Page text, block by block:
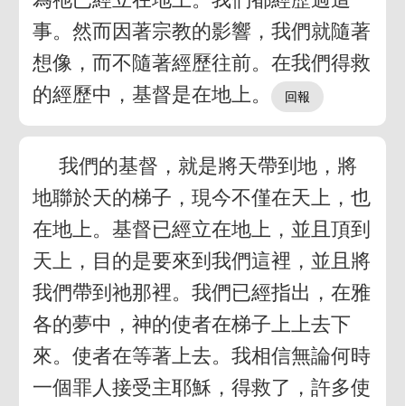
事。然而因著宗教的影響，我們就隨著
想像，而不隨著經歷往前。在我們得救
的經歷中，基督是在地上。
我們的基督，就是將天帶到地，將
地聯於天的梯子，現今不僅在天上，也
在地上。基督已經立在地上，並且頂到
天上，目的是要來到我們這裡，並且將
我們帶到祂那裡。我們已經指出，在雅
各的夢中，神的使者在梯子上上去下
來。使者在等著上去。我相信無論何時
一個罪人接受主耶穌，得救了，許多使